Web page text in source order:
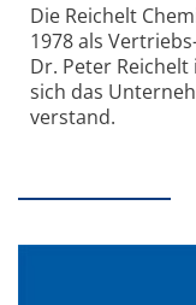
Die Reichelt
1978 als
Dr. Peter
sich das
verstand.